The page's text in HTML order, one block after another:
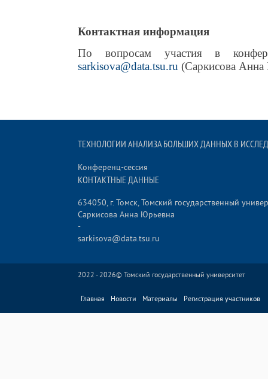
Контактная информация
По вопросам участия в
sarkisova@data.tsu.ru (Саркисова
ТЕХНОЛОГИИ АНАЛИЗА БОЛЬШИХ ДАННЫХ В
Конференц-сессия
КОНТАКТНЫЕ ДАННЫЕ
634050, г. Томск, Томский государственный
Саркисова Анна Юрьевна
-
sarkisova@data.tsu.ru
2022 - 2026© Томский государственный университет
Главная Новости Материалы Регистрация участников